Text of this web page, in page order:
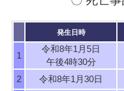
発生日時
1
令和8年1月5日
午後4時30分
2 令和8年1月30日